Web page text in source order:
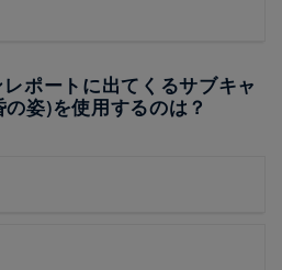
ポートに出てくるサブキャ
姿)を使用するのは？